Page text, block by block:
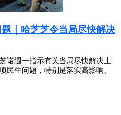
｜哈芝芝令当局尽快解决
诺週一指示有关当局尽快解决上
民生问题，特别是落实高影响、